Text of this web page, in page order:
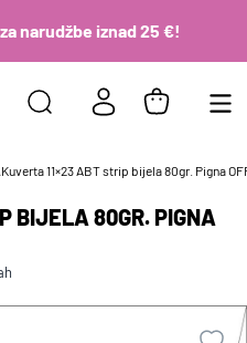
narudžbe iznad 25 €!
Kuverta 11×23 ABT strip bijela 80gr. Pigna
BIJELA 80GR. PIGNA